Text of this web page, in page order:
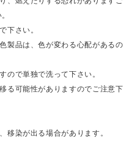
下さい。
製品は、色が変わる心配があるの
ので単独で洗って下さい。
る可能性がありますのでご注意下
移染が出る場合があります。